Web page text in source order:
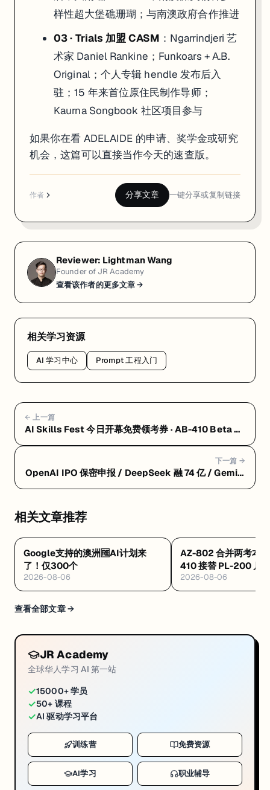
样性超大堡礁珊瑚；与南澳政府合作推进
03 · Trials 加盟 CASM ：Ngarrindjeri 艺
术家 Daniel Rankine；Funkoars + A.B.
Original；个人专辑 hendle 发布后入
驻；15 年来首位原住民制作导师；
Kaurna Songbook 社区项目参与
如果你在看 ADELAIDE 的申请、奖学金或研究
机会，这篇可以直接当作今天的速查版。
作者 分享文章 一键分享或复制链接
Reviewer: Lightman Wang
Founder of JR Academy
查看该作者的更多文章 →
相关学习资源
AI 学习中心 Prompt 工程入门
← 上一篇
AI Skills Fest 今日开幕免费领考券 · AB-410 Beta 折
下一篇 →
OpenAI IPO 保密申报 / DeepSeek 融 74 亿 / Gemini
相关文章推荐
Google支持的澳洲🆓AI计划来
了！仅300个
2026-08-06
AZ-802 合并两考本
410 接替 PL-200 月
·Databricks 考纲五
2026-08-06
查看全部文章 →
JR Academy
全球华人学习 AI 第一站
✓15000+ 学员
✓50+ 课程
✓AI 驱动学习平台
训练营 免费资源
AI学习 职业辅导